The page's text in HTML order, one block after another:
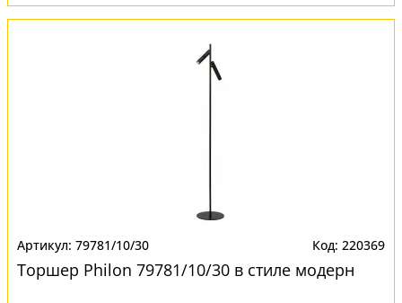
79781/10/30 220369
Торшер Philon 79781/10/30 в стиле модерн